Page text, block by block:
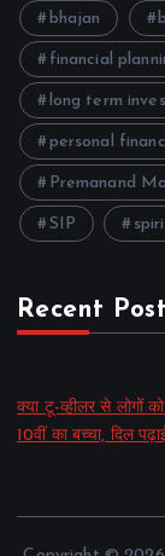
bhajan
financial
long term
personal
Premanand
SIP
Recent Post
क्या टू-व्हीलर से लोगों को
10वीं का बच्चा, दिल